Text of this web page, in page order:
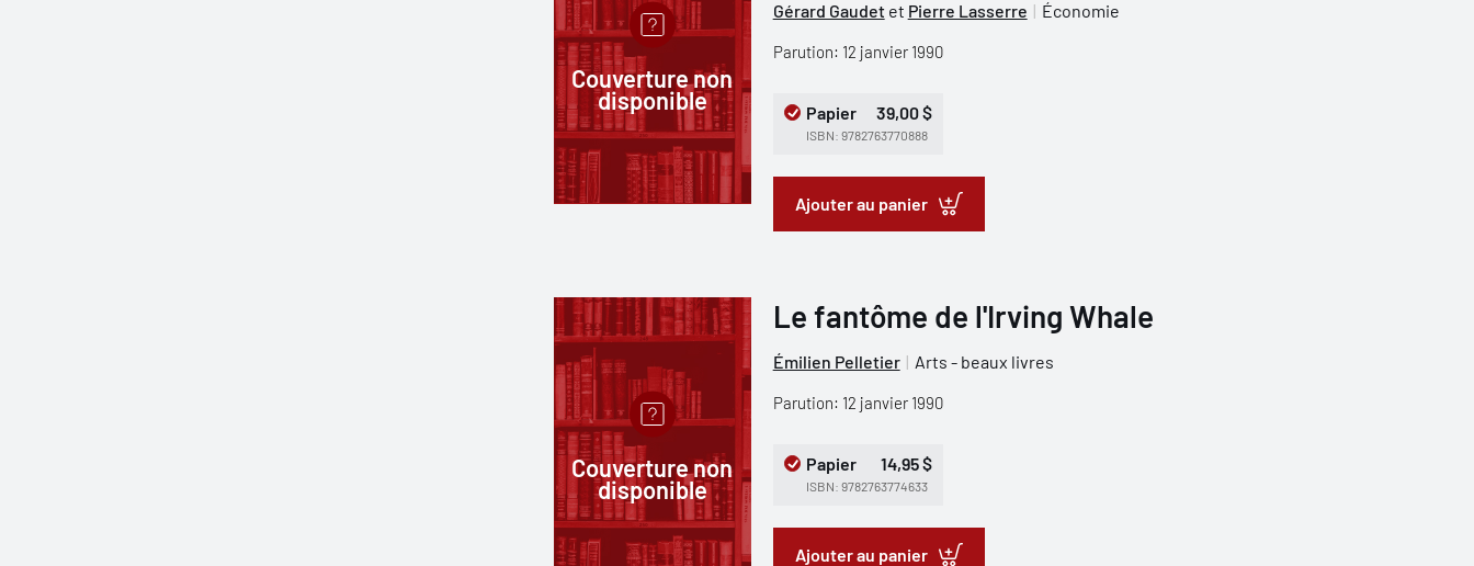
Couverture non
disponible
Gérard Gaudetet Pierre Lasserre Économie
Parution: 12 janvier 1990
Papier 39,00 $
ISBN: 9782763770888
Ajouter au panier
Couverture non
disponible
Le fantôme de l'Irving Whale
Émilien Pelletier Arts - beaux livres
Parution: 12 janvier 1990
Papier 14,95 $
ISBN: 9782763774633
Ajouter au panier